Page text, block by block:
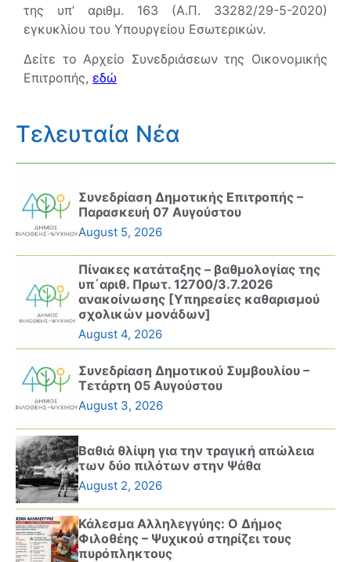
της υπ’ αριθμ. 163 (Α.Π. 33282/29-5-2020)
εγκυκλίου του Υπουργείου Εσωτερικών.
Δείτε το Αρχείο Συνεδριάσεων της Οικονομικής
Επιτροπής, εδώ
Τελευταία Νέα
Συνεδρίαση Δημοτικής Επιτροπής –
Παρασκευή 07 Αυγούστου
August 5, 2026
Πίνακες κατάταξης – βαθμολογίας της
υπ΄αριθ. Πρωτ. 12700/3.7.2026
ανακοίνωσης [Υπηρεσίες καθαρισμού
σχολικών μονάδων]
August 4, 2026
Συνεδρίαση Δημοτικού Συμβουλίου –
Τετάρτη 05 Αυγούστου
August 3, 2026
Βαθιά θλίψη για την τραγική απώλεια
των δύο πιλότων στην Ψάθα
August 2, 2026
Κάλεσμα Αλληλεγγύης: Ο Δήμος
Φιλοθέης – Ψυχικού στηρίζει τους
πυρόπληκτους